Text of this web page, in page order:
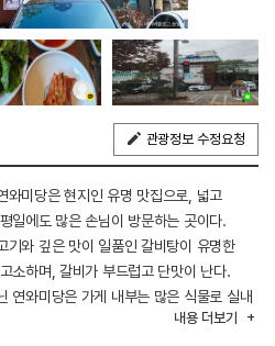
관광정보 수정요청
와미당은 현지인 유명 맛집으로, 넓고
일에도 많은 손님이 방문하는 곳이다.
기와 깊은 맛이 일품인 갈비탕이 유명한
소하며, 갈비가 부드럽고 단맛이 난다.
연와미당은 가게 내부는 많은 식물로 실내
로 저녁 식사 시 예약이 필요할 수 있다.
내용 더보기